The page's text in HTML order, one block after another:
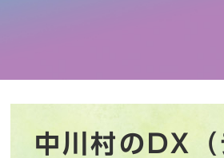
中川村のDX